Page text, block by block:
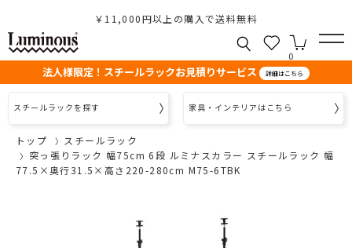
￥11,000円以上の購入で送料無料
0
法人様限定！スチールラックお見積りサービス 詳細はこちら
スチールラックを探す 家具・インテリアはこちら
トップ
スチールラック
突っ張りラック 幅75cm 6段 ルミナスカラー スチールラック 幅
77.5×奥行31.5×高さ220-280cm M75-6TBK